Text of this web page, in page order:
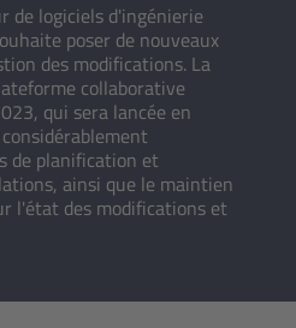
de logiciels d'ingénierie
poser de nouveaux
des modifications. La
collaborative
qui sera lancée en
de planification et
ainsi que le maintien
l'état des modifications et